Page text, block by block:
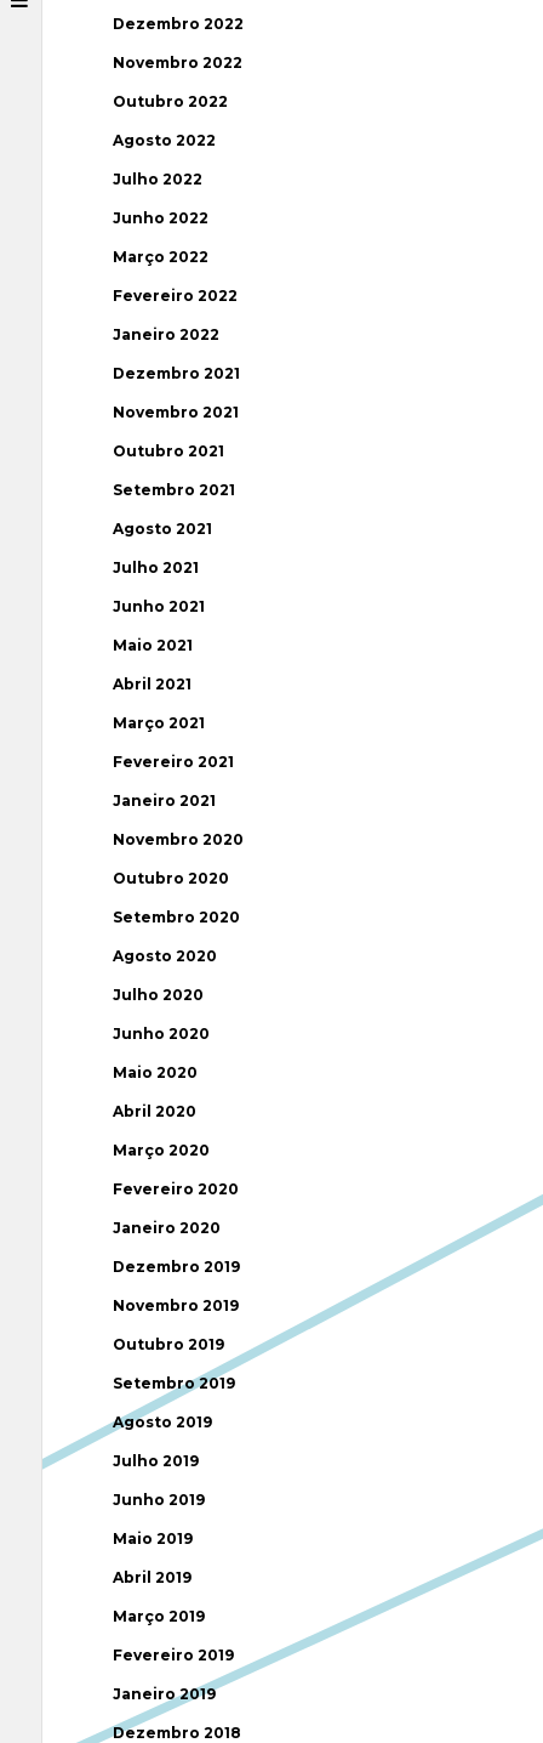
Dezembro 2022
Novembro 2022
Outubro 2022
Agosto 2022
Julho 2022
Junho 2022
Março 2022
Fevereiro 2022
Janeiro 2022
Dezembro 2021
Novembro 2021
Outubro 2021
Setembro 2021
Agosto 2021
Julho 2021
Junho 2021
Maio 2021
Abril 2021
Março 2021
Fevereiro 2021
Janeiro 2021
Novembro 2020
Outubro 2020
Setembro 2020
Agosto 2020
Julho 2020
Junho 2020
Maio 2020
Abril 2020
Março 2020
Fevereiro 2020
Janeiro 2020
Dezembro 2019
Novembro 2019
Outubro 2019
Setembro 2019
Agosto 2019
Julho 2019
Junho 2019
Maio 2019
Abril 2019
Março 2019
Fevereiro 2019
Janeiro 2019
Dezembro 2018